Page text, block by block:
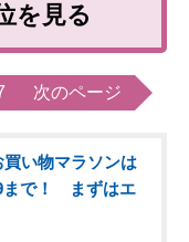
を見る
次のページ
買い物マラソンは
まで！ まずはエ